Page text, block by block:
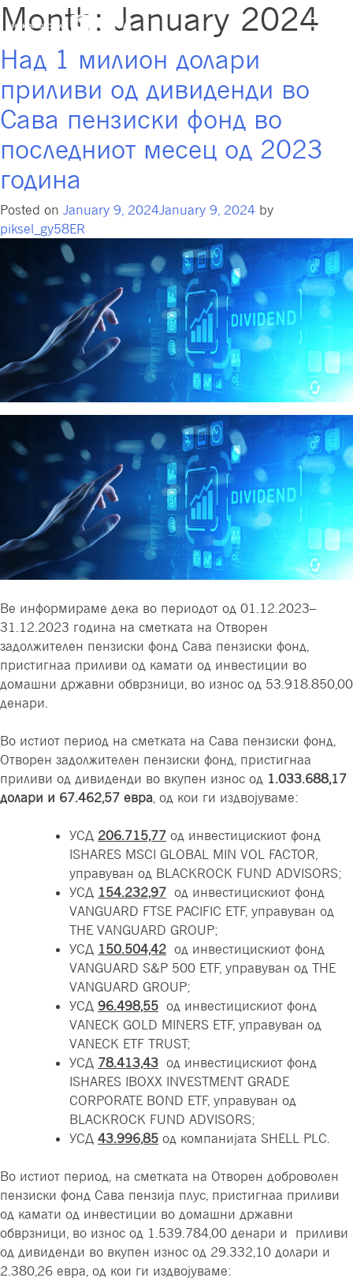
Month: January 2024
Над 1 милион долари
приливи од дивиденди во
Сава пензиски фонд во
последниот месец од 2023
година
Posted on January 9, 2024January 9, 2024 by
piksel_gy58ER
Ве информираме дека во периодот од 01.12.2023–
31.12.2023 година на сметката на Отворен
задолжителен пензиски фонд Сава пензиски фонд,
пристигнаа приливи од камати од инвестиции во
домашни државни обврзници, во износ од 53.918.850,00
денари.
Во истиот период на сметката на Сава пензиски фонд,
Отворен задолжителен пензиски фонд, пристигнаа
приливи од дивиденди во вкупен износ од 1.033.688,17
долари и 67.462,57 евра , од кои ги издвојуваме:
УСД 206.715,77 од инвестицискиот фонд
ISHARES MSCI GLOBAL MIN VOL FACTOR,
управуван од BLACKROCK FUND ADVISORS;
УСД 154.232,97 од инвестицискиот фонд
VANGUARD FTSE PACIFIC ETF, управуван од
THE VANGUARD GROUP;
УСД 150.504,42 од инвестицискиот фонд
VANGUARD S&P 500 ETF, управуван од THE
VANGUARD GROUP;
УСД 96.498,55 од инвестицискиот фонд
VANECK GOLD MINERS ETF, управуван од
VANECK ETF TRUST;
УСД 78.413,43 од инвестицискиот фонд
ISHARES IBOXX INVESTMENT GRADE
CORPORATE BOND ETF, управуван од
BLACKROCK FUND ADVISORS;
УСД 43.996,85 од компанијата SHELL PLC.
Во истиот период, на сметката на Отворен доброволен
пензиски фонд Сава пензија плус, пристигнаа приливи
од камати од инвестиции во домашни државни
обврзници, во износ од 1.539.784,00 денари и приливи
од дивиденди во вкупен износ од 29.332,10 долари и
2.380,26 евра, од кои ги издвојуваме: